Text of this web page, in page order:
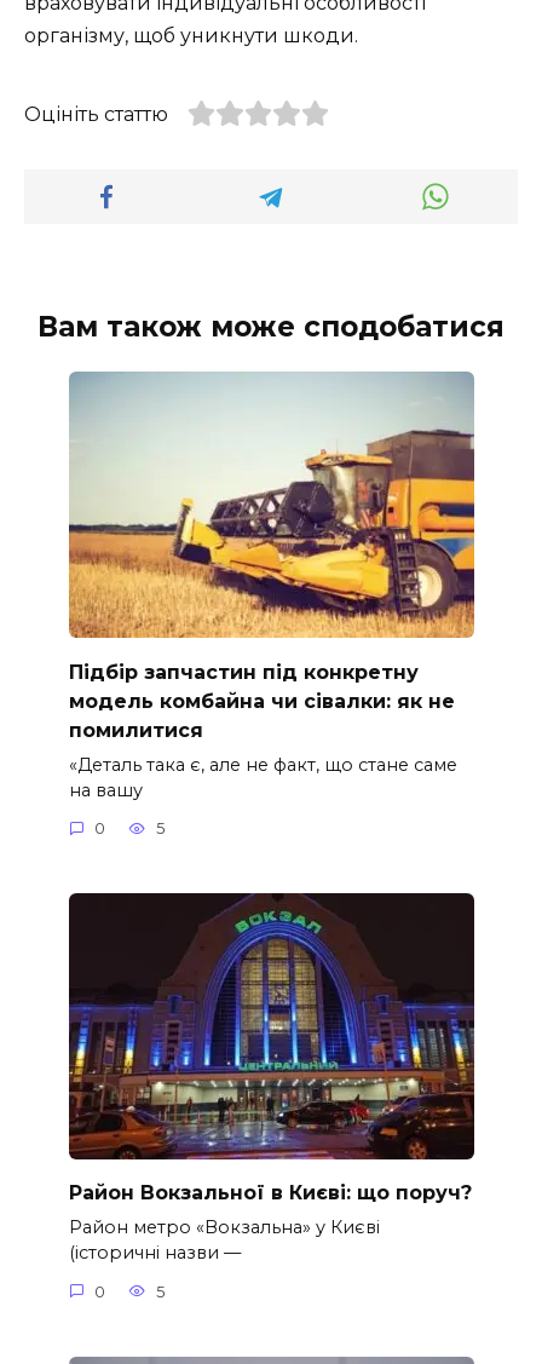
організму, щоб уникнути шкоди.
Оцініть статтю
Вам також може сподобатися
Підбір запчастин під конкретну
модель комбайна чи сівалки: як не
помилитися
«Деталь така є, але не факт, що стане саме
на вашу
0 5
Район Вокзальної в Києві: що поруч?
Район метро «Вокзальна» у Києві
(історичні назви —
0 5